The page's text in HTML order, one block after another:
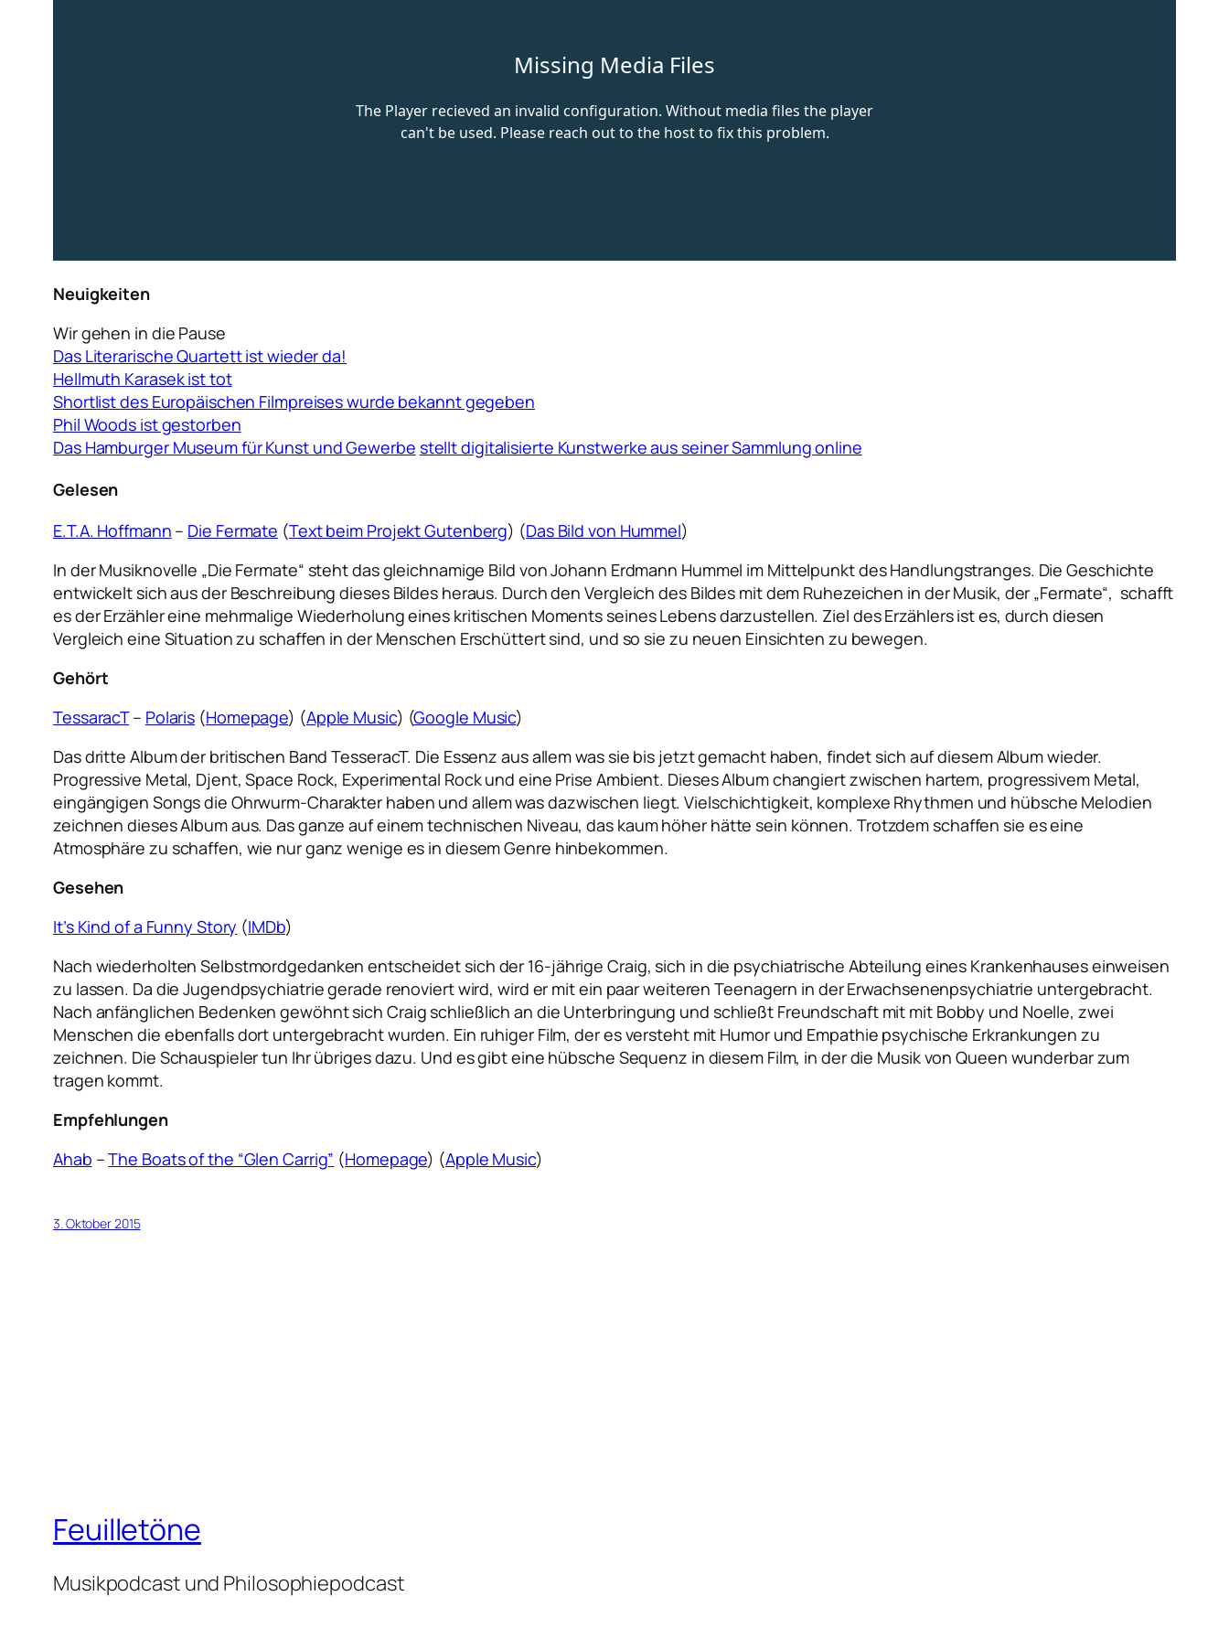
Neuigkeiten
Wir gehen in die Pause
Das Literarische Quartett ist wieder da!
Hellmuth Karasek ist tot
Shortlist des Europäischen Filmpreises wurde bekannt gegeben
Phil Woods ist gestorben
Das Hamburger Museum für Kunst und Gewerbe stellt digitalisierte Kunstwerke aus seiner Sammlung online
Gelesen
E.T.A. Hoffmann – Die Fermate (Text beim Projekt Gutenberg) (Das Bild von Hummel)
In der Musiknovelle „Die Fermate“ steht das gleichnamige Bild von Johann Erdmann Hummel im Mittelpunkt des Handlungstranges. Die Geschichte
entwickelt sich aus der Beschreibung dieses Bildes heraus. Durch den Vergleich des Bildes mit dem Ruhezeichen in der Musik, der „Fermate“, schafft
es der Erzähler eine mehrmalige Wiederholung eines kritischen Moments seines Lebens darzustellen. Ziel des Erzählers ist es, durch diesen
Vergleich eine Situation zu schaffen in der Menschen Erschüttert sind, und so sie zu neuen Einsichten zu bewegen.
Gehört
TessaracT– Polaris (Homepage) (Apple Music) (Google Music)
Das dritte Album der britischen Band TesseracT. Die Essenz aus allem was sie bis jetzt gemacht haben, findet sich auf diesem Album wieder.
Progressive Metal, Djent, Space Rock, Experimental Rock und eine Prise Ambient. Dieses Album changiert zwischen hartem, progressivem Metal,
eingängigen Songs die Ohrwurm-Charakter haben und allem was dazwischen liegt. Vielschichtigkeit, komplexe Rhythmen und hübsche Melodien
zeichnen dieses Album aus. Das ganze auf einem technischen Niveau, das kaum höher hätte sein können. Trotzdem schaffen sie es eine
Atmosphäre zu schaffen, wie nur ganz wenige es in diesem Genre hinbekommen.
Gesehen
It’s Kind of a Funny Story (IMDb)
Nach wiederholten Selbstmordgedanken entscheidet sich der 16-jährige Craig, sich in die psychiatrische Abteilung eines Krankenhauses einweisen
zu lassen. Da die Jugendpsychiatrie gerade renoviert wird, wird er mit ein paar weiteren Teenagern in der Erwachsenenpsychiatrie untergebracht.
Nach anfänglichen Bedenken gewöhnt sich Craig schließlich an die Unterbringung und schließt Freundschaft mit mit Bobby und Noelle, zwei
Menschen die ebenfalls dort untergebracht wurden. Ein ruhiger Film, der es versteht mit Humor und Empathie psychische Erkrankungen zu
zeichnen. Die Schauspieler tun Ihr übriges dazu. Und es gibt eine hübsche Sequenz in diesem Film, in der die Musik von Queen wunderbar zum
tragen kommt.
Empfehlungen
Ahab –The Boats of the “Glen Carrig” (Homepage) (Apple Music)
3. Oktober 2015
Feuilletöne
Musikpodcast und Philosophiepodcast